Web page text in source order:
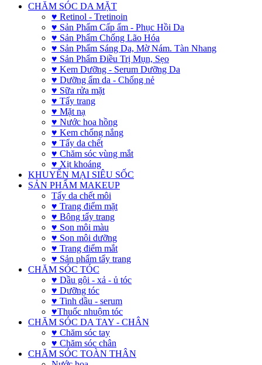
CHĂM SÓC DA MẶT
♥ Retinol - Tretinoin
♥ Sản Phẩm Cấp ẩm - Phục Hồi Da
♥ Sản Phẩm Chống Lão Hóa
♥ Sản Phẩm Sáng Da, Mờ Nám. Tàn Nhang
♥ Sản Phẩm Điều Trị Mụn, Sẹo
♥ Kem Dưỡng - Serum Dưỡng Da
♥ Dưỡng ẩm da - Chống nẻ
♥ Sữa rửa mặt
♥ Tẩy trang
♥ Mặt nạ
♥ Nước hoa hồng
♥ Kem chống nắng
♥ Tẩy da chết
♥ Chăm sóc vùng mắt
♥ Xịt khoáng
KHUYẾN MẠI SIÊU SỐC
SẢN PHẨM MAKEUP
Tẩy da chết môi
♥ Trang điểm mặt
♥ Bông tẩy trang
♥ Son môi màu
♥ Son môi dưỡng
♥ Trang điểm mắt
♥ Sản phẩm tẩy trang
CHĂM SÓC TÓC
♥ Dầu gội - xả - ủ tóc
♥ Dưỡng tóc
♥ Tinh dầu - serum
♥Thuốc nhuộm tóc
CHĂM SÓC DA TAY - CHÂN
♥ Chăm sóc tay
♥ Chăm sóc chân
CHĂM SÓC TOÀN THÂN